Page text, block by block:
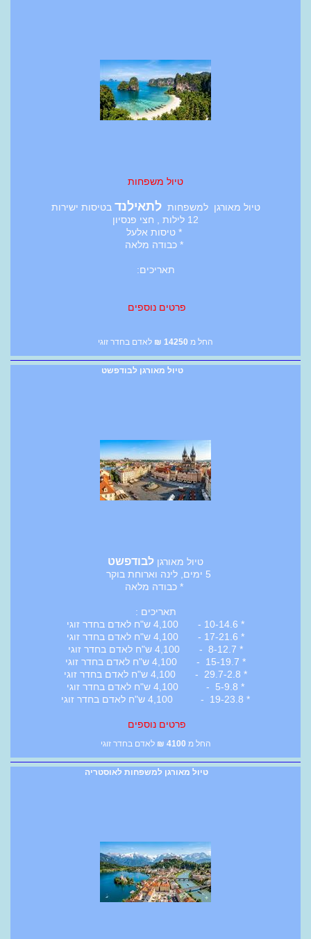
טיול משפחות
טיול מאורגן למשפחותלתאילנד בטיסות ישירות
12 לילות , חצי פנסיון
* טיסות אלעל
* כבודה מלאה
תאריכים:
פרטים נוספים
החל מ 14250
₪ לאדם בחדר זוגי
טיול מאורגן לבודפשט
טיול מאורגן לבודפשט
5 ימים, לינה וארוחת בוקר
* כבודה מלאה
תאריכים :
* 10-14.6 - 4,100 ש"ח לאדם בחדר זוגי
* 17-21.6 - 4,100 ש"ח לאדם בחדר זוגי
* 8-12.7 - 4,100 ש"ח לאדם בחדר זוגי
* 15-19.7 - 4,100 ש"ח לאדם בחדר זוגי
* 29.7-2.8 - 4,100 ש"ח לאדם בחדר זוגי
* 5-9.8 - 4,100 ש"ח לאדם בחדר זוגי
* 19-23.8 - 4,100 ש"ח לאדם בחדר זוגי
פרטים נוספים
החל מ 4100
₪ לאדם בחדר זוגי
טיול מאורגן למשפחות לאוסטריה